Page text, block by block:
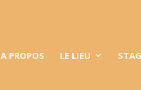
A PROPOS LE LIEU